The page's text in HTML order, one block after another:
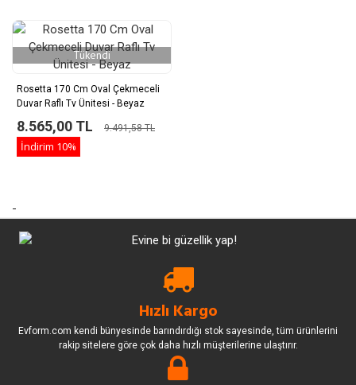
Tükendi
Rosetta 170 Cm Oval Çekmeceli
Duvar Raflı Tv Ünitesi - Beyaz
8.565,00 TL 9.491,58 TL
İndirim 10%
-
Hızlı Kargo
Evform.com kendi bünyesinde barındırdığı stok sayesinde, tüm ürünlerini
rakip sitelere göre çok daha hızlı müşterilerine ulaştırır.